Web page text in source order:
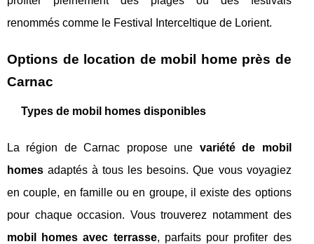
renommés comme le Festival Interceltique de Lorient.
Options de location de mobil home près de
Carnac
Types de mobil homes disponibles
La région de Carnac propose une variété de mobil
homes adaptés à tous les besoins. Que vous voyagiez
en couple, en famille ou en groupe, il existe des options
pour chaque occasion. Vous trouverez notamment des
mobil homes avec terrasse, parfaits pour profiter des